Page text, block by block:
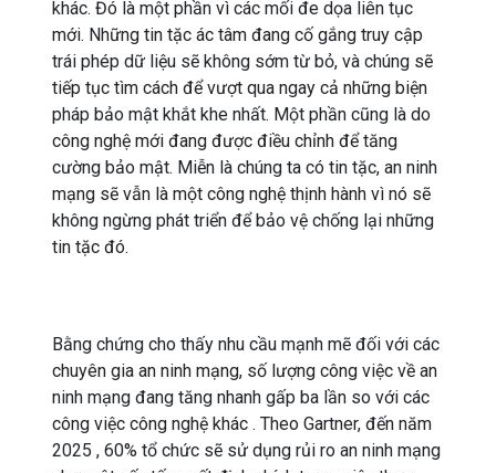
khác. Đó là một phần vì các mối đe dọa liên tục
mới. Những tin tặc ác tâm đang cố gắng truy cập
trái phép dữ liệu sẽ không sớm từ bỏ, và chúng sẽ
tiếp tục tìm cách để vượt qua ngay cả những biện
pháp bảo mật khắt khe nhất. Một phần cũng là do
công nghệ mới đang được điều chỉnh để tăng
cường bảo mật. Miễn là chúng ta có tin tặc, an ninh
mạng sẽ vẫn là một công nghệ thịnh hành vì nó sẽ
không ngừng phát triển để bảo vệ chống lại những
tin tặc đó.
Bằng chứng cho thấy nhu cầu mạnh mẽ đối với các
chuyên gia an ninh mạng, số lượng công việc về an
ninh mạng đang tăng nhanh gấp ba lần so với các
công việc công nghệ khác . Theo Gartner, đến năm
2025 , 60% tổ chức sẽ sử dụng rủi ro an ninh mạng